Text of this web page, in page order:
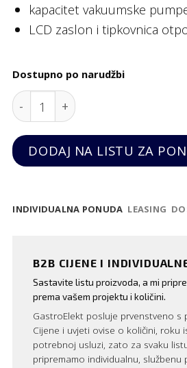
kapacitet vakuumske
LCD zaslon i tipkovnica
Dostupno po narudžbi
Vakumirka SU-6100GP,
DODAJ NA LISTU ZA
INDIVIDUALNA PONUDA LEASING
B2B CIJENE I
Sastavite listu proizvoda, a mi
prema vašem projektu i količini.
GastroElekt posluje prvenstveno s
Cijene i uvjeti ovise o količini, roku
potrebnoj usluzi, zato za svaku
pripremamo individualnu, službenu